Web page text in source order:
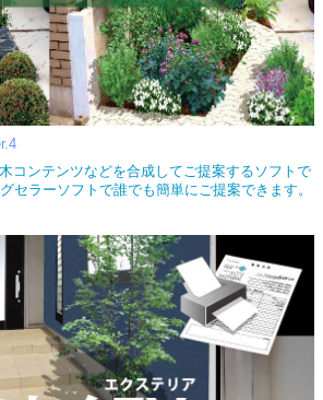
コンテンツなどを合成してご提案するソフトで
セラーソフトで誰でも簡単にご提案できます。